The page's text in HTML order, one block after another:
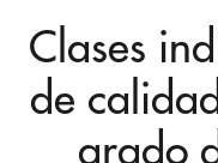
Clases
de
grado